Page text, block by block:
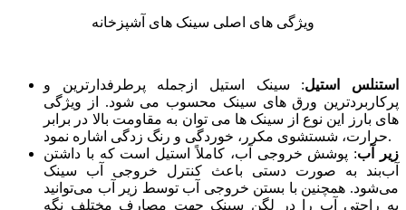
ویژگی های اصلی سینک های آشپزخانه
استنلس استیل: سینک استیل ازجمله پرطرفدارترین و
پرکاربردترین ورق های سینک محسوب می شود. از ویژگی
های بارز این نوع از سینک ها می توان به مقاومت بالا در برابر
حرارت، شستشوی مکرر، خوردگی و رنگ زدگی اشاره نمود.
زیر آب: پوشش خروجی آب، کاملاً استیل است که با داشتن
آب‌بند به صورت دستی باعث کنترل خروجی آب سینک
می‌شود. همچنین با بستن خروجی آب توسط زیر آب می‌توانید
به راحتی آب را در لگن سینک جهت مصارف مختلف نگه